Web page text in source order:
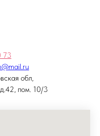
73
обл,
пом. 10/3